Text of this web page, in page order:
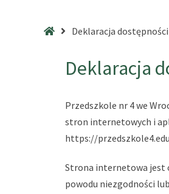
StronaDeklaracja dostępności
Deklaracja
Przedszkole nr 4 we
stron internetowych i
https://
Strona internetowa jest
powodu niezgodności